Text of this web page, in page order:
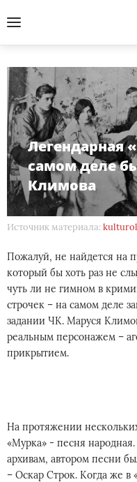
Легендарная
самом деле
Климова
Источник материала:
Пожалуй, не найдется на
который бы хоть раз не
чуть ли не гимном в
строчек – на самом деле
задании ЧК. Маруся
реальным персонажем –
прикрытием.
На протяжении
«Мурка» - песня
архивам, автором песни
– Оскар Строк. Когда же в